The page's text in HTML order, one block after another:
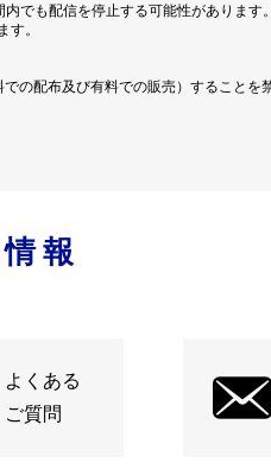
でも配信を停止する可能性があります。
す。
の配布及び有料での販売）することを
報
よくある
ご質問